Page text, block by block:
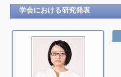
学会における研究発表